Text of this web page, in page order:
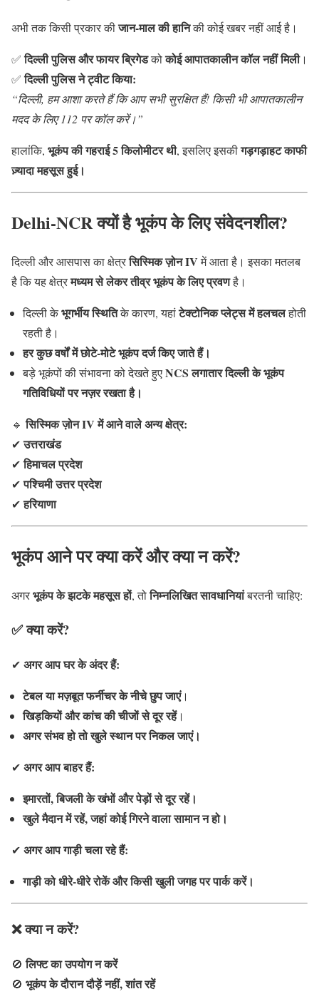
अभी तक किसी प्रकार कीजान-माल की हानिकी कोई खबर नहीं आई है।
✅दिल्ली पुलिस और फायर ब्रिगेडकोकोई आपातकालीन कॉल नहीं मिली।
✅दिल्ली पुलिस ने ट्वीट किया:
“दिल्ली, हम आशा करते हैं कि आप सभी सुरक्षित हैं! किसी भी आपातकालीन
मदद के लिए 112 पर कॉल करें।”
हालांकि, भूकंप की गहराई 5 किलोमीटर थी, इसलिए इसकीगड़गड़ाहट काफी
ज़्यादा महसूस हुई।
Delhi-NCR क्यों है भूकंप के लिए संवेदनशील?
दिल्ली और आसपास का क्षेत्रसिस्मिक ज़ोन IVमें आता है। इसका मतलब
है कि यह क्षेत्रमध्यम से लेकर तीव्र भूकंप के लिए प्रवणहै।
दिल्ली केभूगर्भीय स्थितिके कारण, यहांटेक्टोनिक प्लेट्स में हलचलहोती
रहती है।
हर कुछ वर्षों में छोटे-मोटे भूकंप दर्ज किए जाते हैं।
बड़े भूकंपों की संभावना को देखते हुएNCS लगातार दिल्ली के भूकंप
गतिविधियों पर नज़र रखता है।
🔹सिस्मिक ज़ोन IV में आने वाले अन्य क्षेत्र:
✔उत्तराखंड
✔हिमाचल प्रदेश
✔पश्चिमी उत्तर प्रदेश
✔हरियाणा
भूकंप आने पर क्या करें और क्या न करें?
अगरभूकंप के झटके महसूस हों, तोनिम्नलिखित सावधानियांबरतनी चाहिए:
✅ क्या करें?
✔ अगर आप घर के अंदर हैं:
टेबल या मज़बूत फर्नीचर के नीचे छुप जाएं।
खिड़कियों और कांच की चीजों से दूर रहें।
अगर संभव हो तो खुले स्थान पर निकल जाएं।
✔ अगर आप बाहर हैं:
इमारतों, बिजली के खंभों और पेड़ों से दूर रहें।
खुले मैदान में रहें, जहां कोई गिरने वाला सामान न हो।
✔ अगर आप गाड़ी चला रहे हैं:
गाड़ी को धीरे-धीरे रोकें और किसी खुली जगह पर पार्क करें।
❌ क्या न करें?
🚫लिफ्ट का उपयोग न करें
🚫 भूकंप के दौरान दौड़ें नहीं, शांत रहें